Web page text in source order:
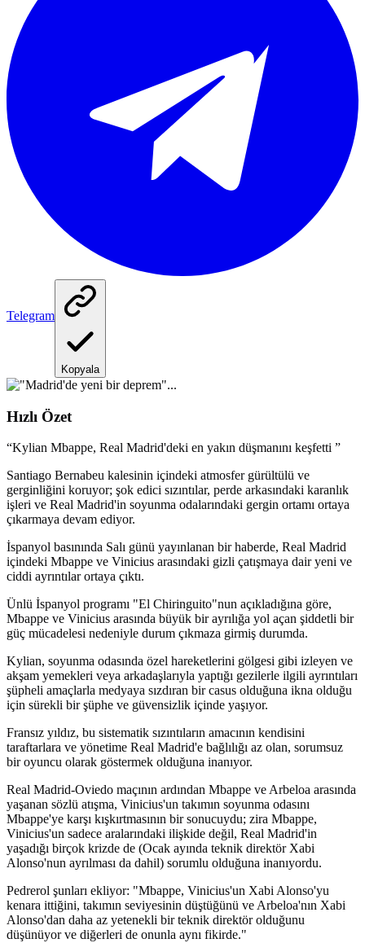
Telegram
Kopyala
Hızlı Özet
“Kylian Mbappe, Real Madrid'deki en yakın düşmanını keşfetti ”
Santiago Bernabeu kalesinin içindeki atmosfer gürültülü ve
gerginliğini koruyor; şok edici sızıntılar, perde arkasındaki karanlık
işleri ve Real Madrid'in soyunma odalarındaki gergin ortamı ortaya
çıkarmaya devam ediyor.
İspanyol basınında Salı günü yayınlanan bir haberde, Real Madrid
içindeki Mbappe ve Vinicius arasındaki gizli çatışmaya dair yeni ve
ciddi ayrıntılar ortaya çıktı.
Ünlü İspanyol programı "El Chiringuito"nun açıkladığına göre,
Mbappe ve Vinicius arasında büyük bir ayrılığa yol açan şiddetli bir
güç mücadelesi nedeniyle durum çıkmaza girmiş durumda.
Kylian, soyunma odasında özel hareketlerini gölgesi gibi izleyen ve
akşam yemekleri veya arkadaşlarıyla yaptığı gezilerle ilgili ayrıntıları
şüpheli amaçlarla medyaya sızdıran bir casus olduğuna ikna olduğu
için sürekli bir şüphe ve güvensizlik içinde yaşıyor.
Fransız yıldız, bu sistematik sızıntıların amacının kendisini
taraftarlara ve yönetime Real Madrid'e bağlılığı az olan, sorumsuz
bir oyuncu olarak göstermek olduğuna inanıyor.
Real Madrid-Oviedo maçının ardından Mbappe ve Arbeloa arasında
yaşanan sözlü atışma, Vinicius'un takımın soyunma odasını
Mbappe'ye karşı kışkırtmasının bir sonucuydu; zira Mbappe,
Vinicius'un sadece aralarındaki ilişkide değil, Real Madrid'in
yaşadığı birçok krizde de (Ocak ayında teknik direktör Xabi
Alonso'nun ayrılması da dahil) sorumlu olduğuna inanıyordu.
Pedrerol şunları ekliyor: "Mbappe, Vinicius'un Xabi Alonso'yu
kenara ittiğini, takımın seviyesinin düştüğünü ve Arbeloa'nın Xabi
Alonso'dan daha az yetenekli bir teknik direktör olduğunu
düşünüyor ve diğerleri de onunla aynı fikirde."